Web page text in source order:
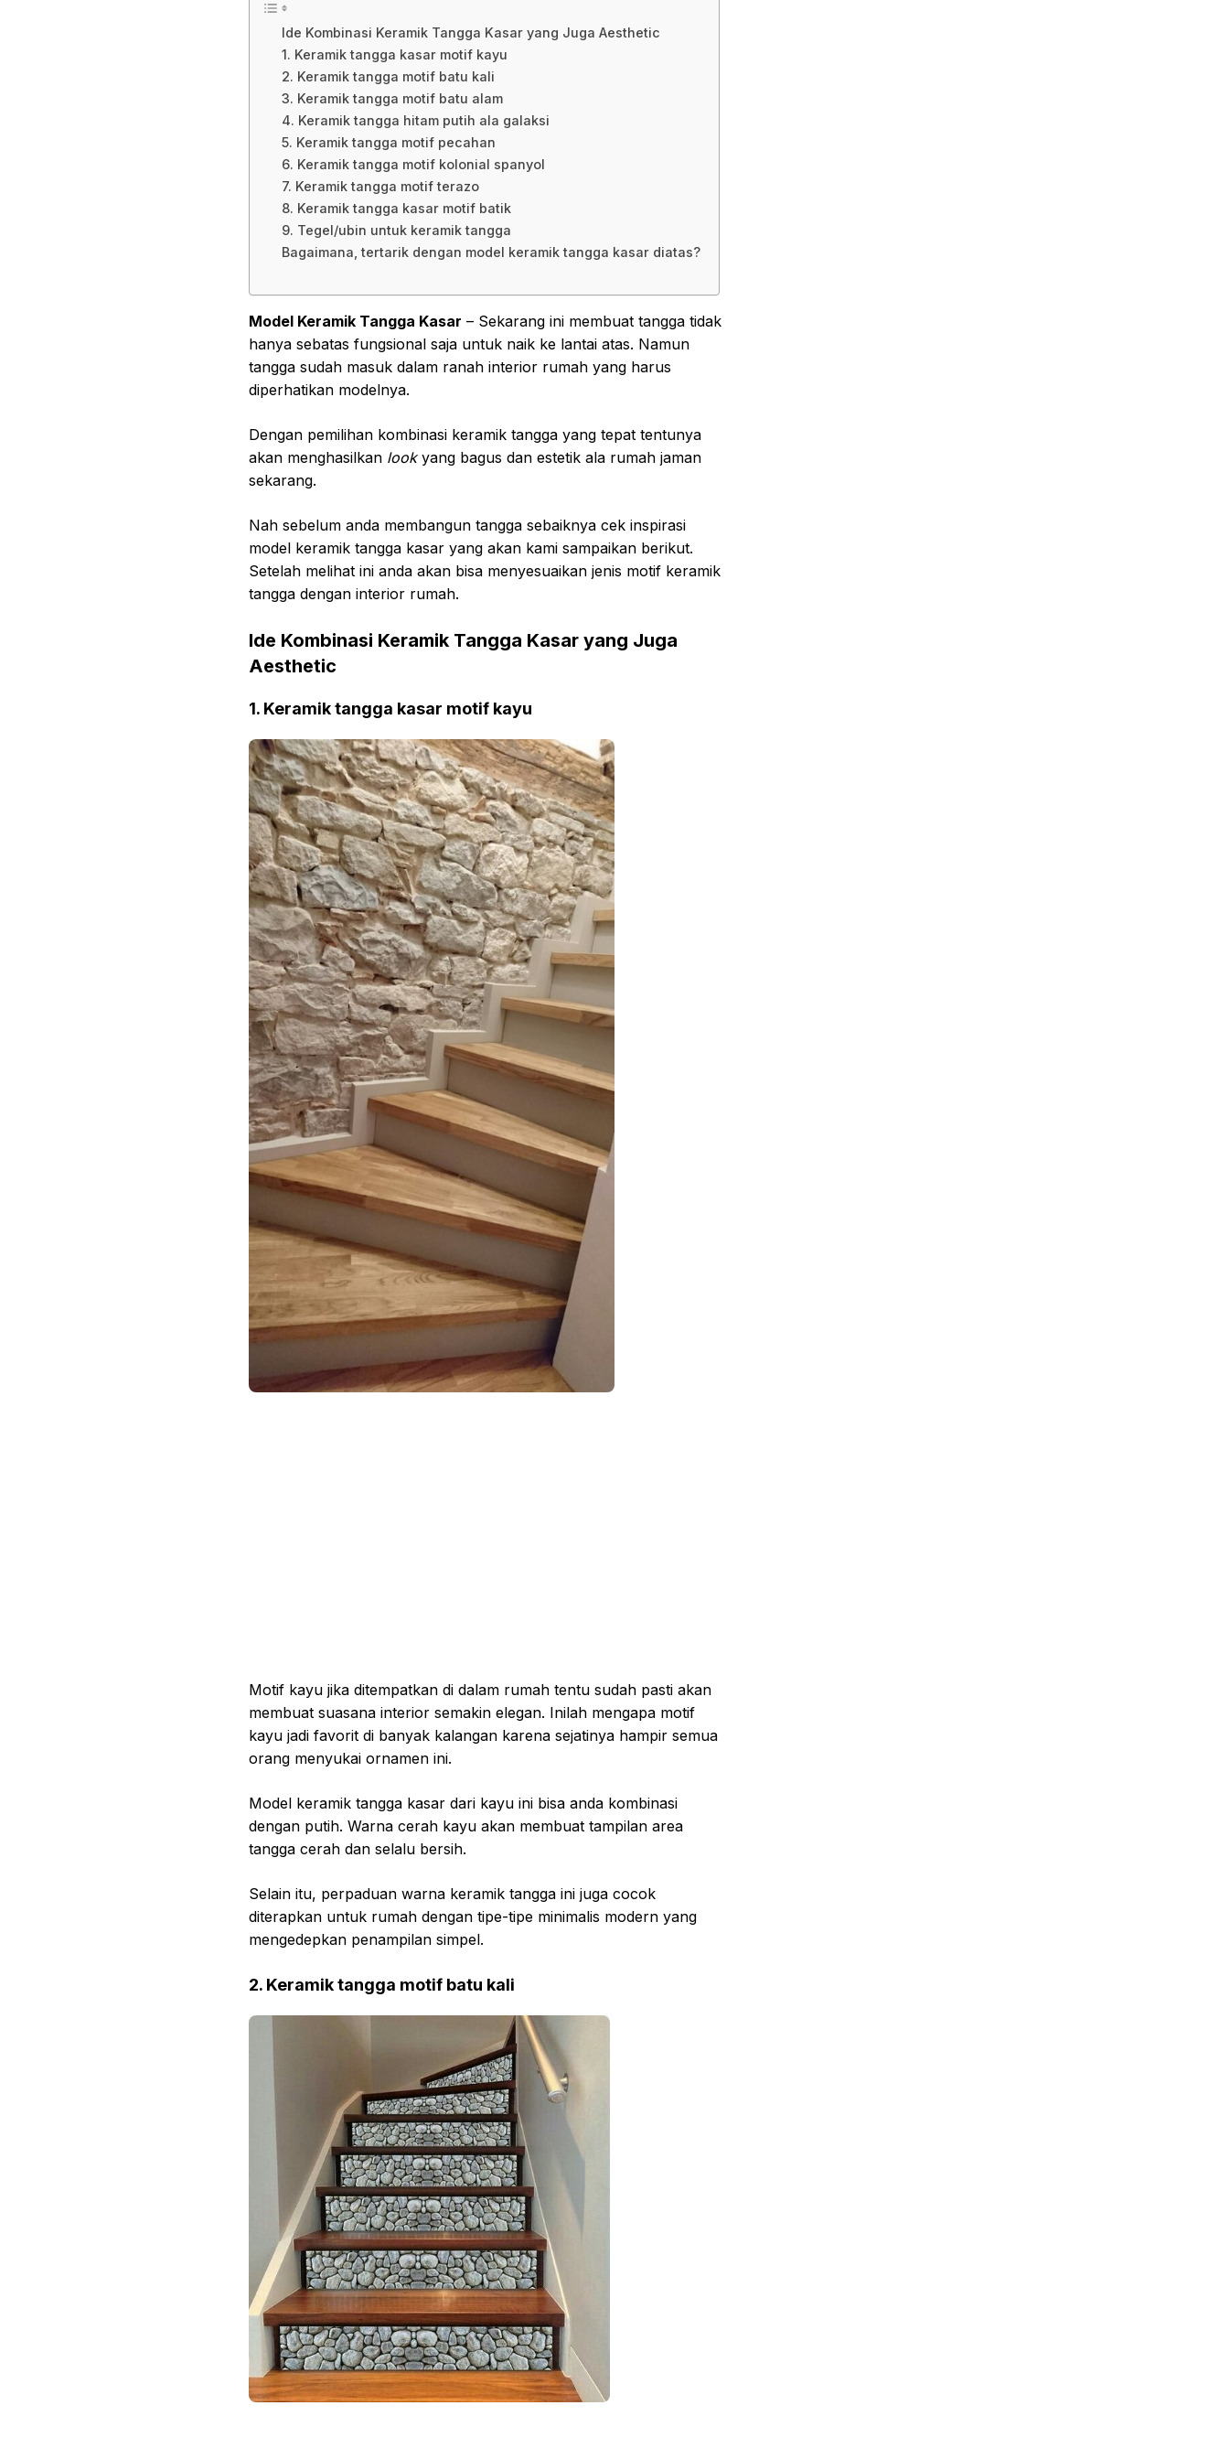
Ide Kombinasi Keramik Tangga Kasar yang Juga Aesthetic
1. Keramik tangga kasar motif kayu
2. Keramik tangga motif batu kali
3. Keramik tangga motif batu alam
4. Keramik tangga hitam putih ala galaksi
5. Keramik tangga motif pecahan
6. Keramik tangga motif kolonial spanyol
7. Keramik tangga motif terazo
8. Keramik tangga kasar motif batik
9. Tegel/ubin untuk keramik tangga
Bagaimana, tertarik dengan model keramik tangga kasar diatas?
Model Keramik Tangga Kasar – Sekarang ini membuat tangga tidak
hanya sebatas fungsional saja untuk naik ke lantai atas. Namun
tangga sudah masuk dalam ranah interior rumah yang harus
diperhatikan modelnya.
Dengan pemilihan kombinasi keramik tangga yang tepat tentunya
akan menghasilkan lookyang bagus dan estetik ala rumah jaman
sekarang.
Nah sebelum anda membangun tangga sebaiknya cek inspirasi
model keramik tangga kasar yang akan kami sampaikan berikut.
Setelah melihat ini anda akan bisa menyesuaikan jenis motif keramik
tangga dengan interior rumah.
Ide Kombinasi Keramik Tangga Kasar yang Juga
Aesthetic
1. Keramik tangga kasar motif kayu
Motif kayu jika ditempatkan di dalam rumah tentu sudah pasti akan
membuat suasana interior semakin elegan. Inilah mengapa motif
kayu jadi favorit di banyak kalangan karena sejatinya hampir semua
orang menyukai ornamen ini.
Model keramik tangga kasar dari kayu ini bisa anda kombinasi
dengan putih. Warna cerah kayu akan membuat tampilan area
tangga cerah dan selalu bersih.
Selain itu, perpaduan warna keramik tangga ini juga cocok
diterapkan untuk rumah dengan tipe-tipe minimalis modern yang
mengedepkan penampilan simpel.
2. Keramik tangga motif batu kali